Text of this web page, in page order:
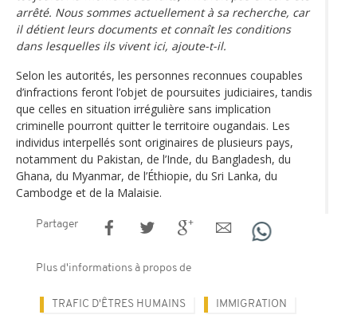
arrêté. Nous sommes actuellement à sa recherche, car
il détient leurs documents et connaît les conditions
dans lesquelles ils vivent ici, ajoute-t-il.
Selon les autorités, les personnes reconnues coupables
d’infractions feront l’objet de poursuites judiciaires, tandis
que celles en situation irrégulière sans implication
criminelle pourront quitter le territoire ougandais. Les
individus interpellés sont originaires de plusieurs pays,
notamment du Pakistan, de l’Inde, du Bangladesh, du
Ghana, du Myanmar, de l’Éthiopie, du Sri Lanka, du
Cambodge et de la Malaisie.
Partager
Plus d'informations à propos de
TRAFIC D'ÊTRES HUMAINS IMMIGRATION